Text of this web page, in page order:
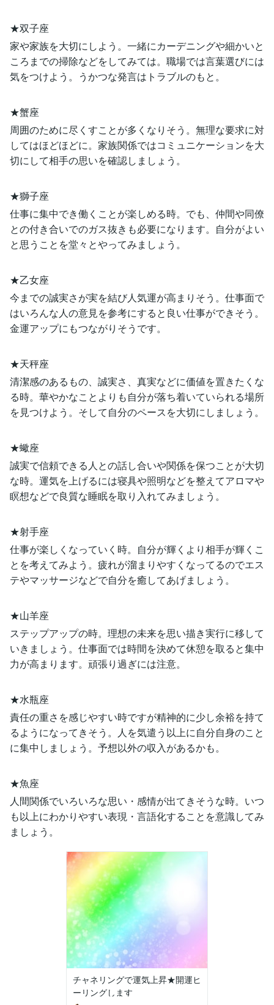
★双子座
家や家族を大切にしよう。一緒にカーデニングや細かいと
ころまでの掃除などをしてみては。職場では言葉選びには
気をつけよう。うかつな発言はトラブルのもと。
★蟹座
周囲のために尽くすことが多くなりそう。無理な要求に対
してはほどほどに。家族関係ではコミュニケーションを大
切にして相手の思いを確認しましょう。
★獅子座
仕事に集中でき働くことが楽しめる時。でも、仲間や同僚
との付き合いでのガス抜きも必要になります。自分がよい
と思うことを堂々とやってみましょう。
★乙女座
今までの誠実さが実を結び人気運が高まりそう。仕事面で
はいろんな人の意見を参考にすると良い仕事ができそう。
金運アップにもつながりそうです。
★天秤座
清潔感のあるもの、誠実さ、真実などに価値を置きたくな
る時。華やかなことよりも自分が落ち着いていられる場所
を見つけよう。そして自分のペースを大切にしましょう。
★蠍座
誠実で信頼できる人との話し合いや関係を保つことが大切
な時。運気を上げるには寝具や照明などを整えてアロマや
瞑想などで良質な睡眠を取り入れてみましょう。
★射手座
仕事が楽しくなっていく時。自分が輝くより相手が輝くこ
とを考えてみよう。疲れが溜まりやすくなってるのでエス
テやマッサージなどで自分を癒してあげましょう。
★山羊座
ステップアップの時。理想の未来を思い描き実行に移して
いきましょう。仕事面では時間を決めて休憩を取ると集中
力が高まります。頑張り過ぎには注意。
★水瓶座
責任の重さを感じやすい時ですが精神的に少し余裕を持て
るようになってきそう。人を気遣う以上に自分自身のこと
に集中しましょう。予想以外の収入があるかも。
★魚座
人間関係でいろいろな思い・感情が出てきそうな時。いつ
も以上にわかりやすい表現・言語化することを意識してみ
ましょう。
チャネリングで運気上昇★開運ヒ
ーリングします